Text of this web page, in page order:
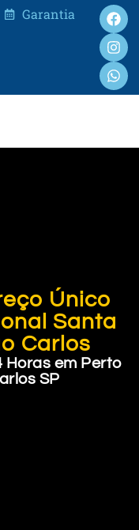
Garantia
Único
Santa
Carlos
Horas em Perto
SP